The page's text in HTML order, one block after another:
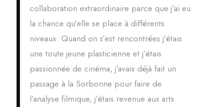
collaboration extraordinaire parce que j’ai eu
la chance qu’elle se place à différents
niveaux. Quand on s’est rencontrées j’étais
une toute jeune plasticienne et j’étais
passionnée de cinéma, j’avais déjà fait un
passage à la Sorbonne pour faire de
l’analyse filmique, j’étais revenue aux arts